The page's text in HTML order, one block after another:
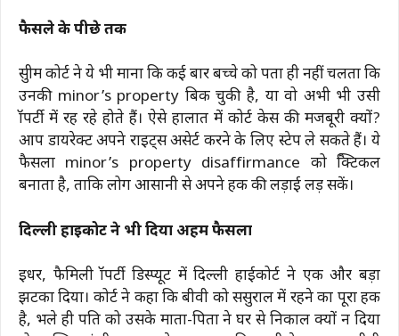
फैसले के पीछे तर्क
सुप्रीम कोर्ट ने ये भी माना कि कई बार बच्चे को पता ही नहीं चलता कि
उनकी minor’s property बिक चुकी है, या वो अभी भी उसी
प्रॉपर्टी में रह रहे होते हैं। ऐसे हालात में कोर्ट केस की मजबूरी क्यों?
आप डायरेक्ट अपने राइट्स असेर्ट करने के लिए स्टेप ले सकते हैं। ये
फैसला minor’s property disaffirmance को प्रैक्टिकल
बनाता है, ताकि लोग आसानी से अपने हक की लड़ाई लड़ सकें।
दिल्ली हाईकोर्ट ने भी दिया अहम फैसला
इधर, फैमिली प्रॉपर्टी डिस्प्यूट में दिल्ली हाईकोर्ट ने एक और बड़ा
झटका दिया। कोर्ट ने कहा कि बीवी को ससुराल में रहने का पूरा हक
है, भले ही पति को उसके माता-पिता ने घर से निकाल क्यों न दिया